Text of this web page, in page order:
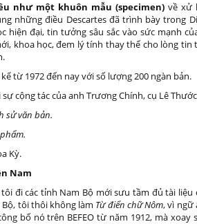
như một khuôn mẫu (specimen) về xử
những điều Descartes đã trình bày trong
hiện đại, tin tưởng sâu sắc vào sức mạnh
khoa học, đem lý tính thay thế cho lòng tin
từ 1972 đến nay với số lượng 200 ngàn bản.
cộng tác của anh Trương Chính, cụ Lê
sử văn bản.
Kỳ.
Nam
tôi đi các tỉnh Nam Bộ mới sưu tầm đủ tài
tôi thôi không làm Từ điển chữ Nôm, vì ngữ
bố nó trên BEFEO từ năm 1912, mà